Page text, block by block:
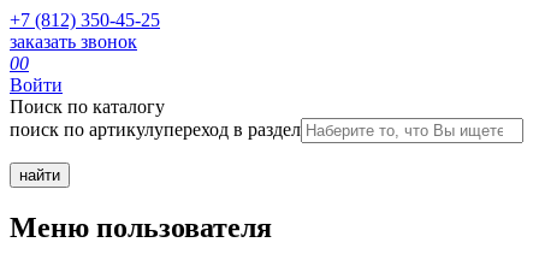
+7 (812) 350-45-25
заказать звонок
00
Войти
Поиск по каталогу
поиск по артикулупереход в раздел
Меню пользователя